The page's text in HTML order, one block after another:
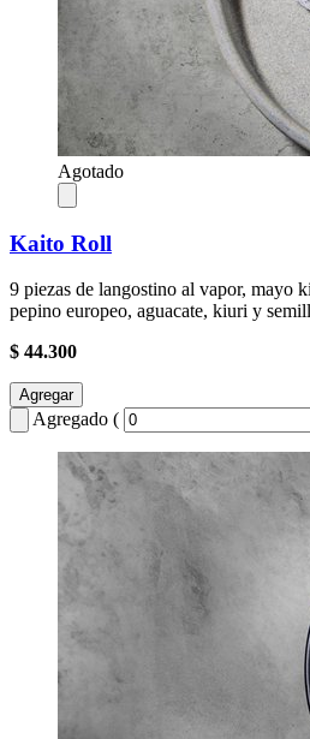
Agotado
Kaito Roll
9 piezas de langostino al vapor, mayo
pepino europeo, aguacate, kiuri y
$ 44.300
Agregar
Agregado (